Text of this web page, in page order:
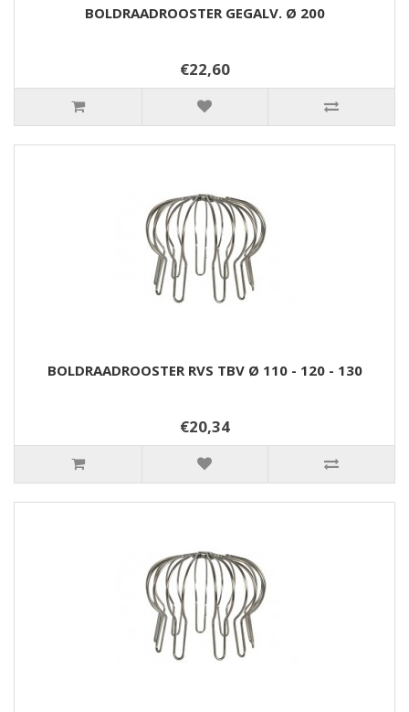
BOLDRAADROOSTER GEGALV. Ø 200
€22,60
BOLDRAADROOSTER RVS TBV Ø 110 - 120 - 130
€20,34